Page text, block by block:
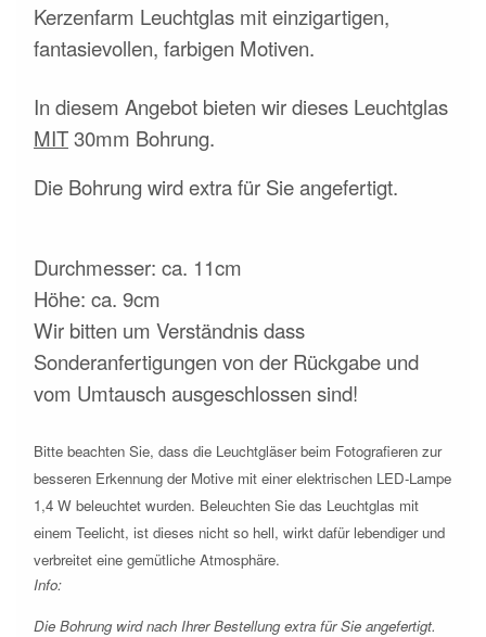
Kerzenfarm Leuchtglas mit einzigartigen,
fantasievollen, farbigen Motiven.
In diesem Angebot bieten wir dieses Leuchtglas
MIT30mm Bohrung.
Die Bohrung wird extra für Sie angefertigt.
Durchmesser: ca. 11cm
Höhe: ca. 9cm
Wir bitten um Verständnis dass
Sonderanfertigungen von der Rückgabe und
vom Umtausch ausgeschlossen sind!
Bitte beachten Sie, dass die Leuchtgläser beim Fotografieren zur
besseren Erkennung der Motive mit einer elektrischen LED-Lampe
1,4 W beleuchtet wurden. Beleuchten Sie das Leuchtglas mit
einem Teelicht, ist dieses nicht so hell, wirkt dafür lebendiger und
verbreitet eine gemütliche Atmosphäre.
Info:
Die Bohrung wird nach Ihrer Bestellung extra für Sie angefertigt.